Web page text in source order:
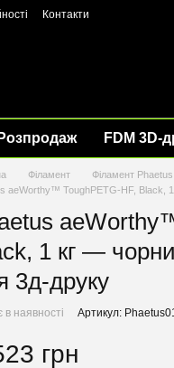
Контакти
Розпродаж FDM 3D-
Філамент
Філамент Phaetus
aeWorthy™ ToughPETG-HF, Black,
1 кг —
3д-друку
в наявності Артикул:
грн